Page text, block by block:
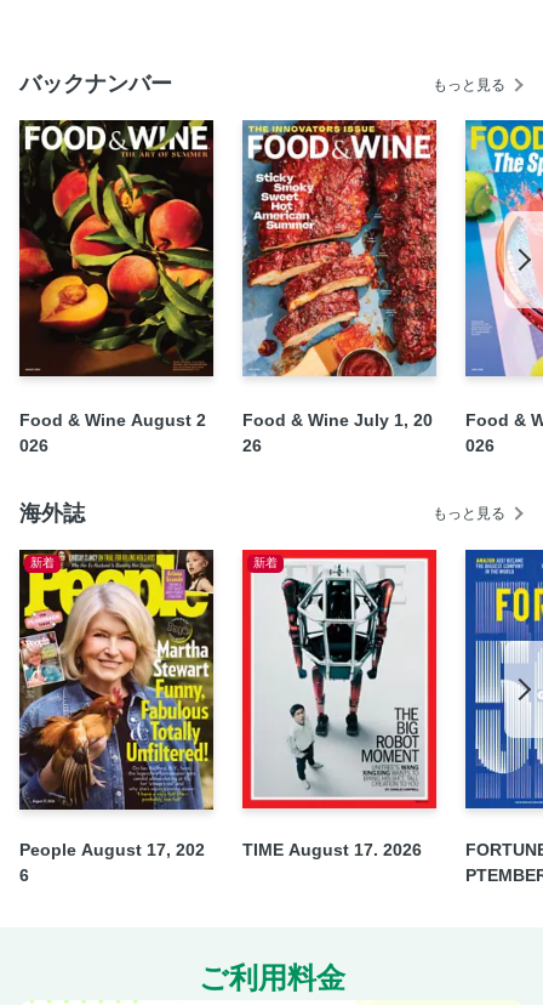
バックナンバー もっと見る
Food & Wine August 2
026
Food & Wine July 1, 20
26
Food &
026
海外誌 もっと見る
新着
People August 17, 202
6
新着
TIME August 17. 2026
ご利用料金